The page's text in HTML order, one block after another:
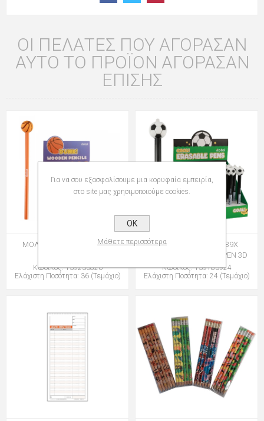
ΟΙ ΠΕΛΆΤΕΣ ΠΟΥ ΑΓΌΡΑΣΑΝ
ΑΥΤΌ ΤΟ ΠΡΟΪΌΝ ΑΓΌΡΑΣΑΝ
ΕΠΊΣΗΣ
ΜΟΛΥΒΙΑ i-TOTAL XL2308T
Κωδικός: 139230820
Ελάχιστη Ποσότητα: 36 (Τεμάχιο)
ΣΤΥΛΟ i-TOTAL XL1839X
FOOTBALL ERASABLE PEN 3D
Κωδικός: 139183924
Ελάχιστη Ποσότητα: 24 (Τεμάχιο)
Για να σου εξασφαλίσουμε μια κορυφαία εμπειρία,
στο site μας χρησιμοποιούμε cookies.
OK
Μάθετε περισσότερα